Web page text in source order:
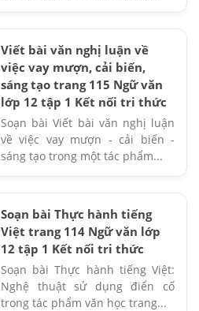
Viết bài văn nghị luận về
việc vay mượn, cải biến,
sáng tạo trang 115 Ngữ văn
lớp 12 tập 1 Kết nối tri thức
Soạn bài Viết bài văn nghị luận
về việc vay mượn - cải biến -
sáng tạo trong một tác phẩm...
Soạn bài Thực hành tiếng
Việt trang 114 Ngữ văn lớp
12 tập 1 Kết nối tri thức
Soạn bài Thực hành tiếng Việt:
Nghệ thuật sử dụng điển cố
trong tác phẩm văn học trang...